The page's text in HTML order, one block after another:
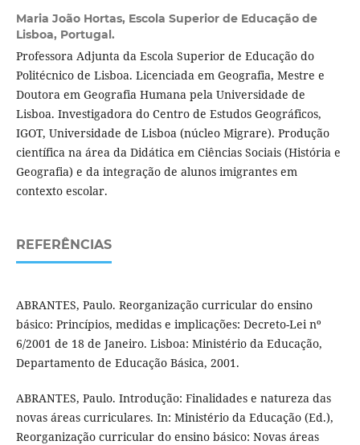
Maria João Hortas, Escola Superior de Educação de
Lisboa, Portugal.
Professora Adjunta da Escola Superior de Educação do
Politécnico de Lisboa. Licenciada em Geografia, Mestre e
Doutora em Geografia Humana pela Universidade de
Lisboa. Investigadora do Centro de Estudos Geográficos,
IGOT, Universidade de Lisboa (núcleo Migrare). Produção
científica na área da Didática em Ciências Sociais (História e
Geografia) e da integração de alunos imigrantes em
contexto escolar.
REFERÊNCIAS
ABRANTES, Paulo. Reorganização curricular do ensino
básico: Princípios, medidas e implicações: Decreto-Lei nº
6/2001 de 18 de Janeiro. Lisboa: Ministério da Educação,
Departamento de Educação Básica, 2001.
ABRANTES, Paulo. Introdução: Finalidades e natureza das
novas áreas curriculares. In: Ministério da Educação (Ed.),
Reorganização curricular do ensino básico: Novas áreas